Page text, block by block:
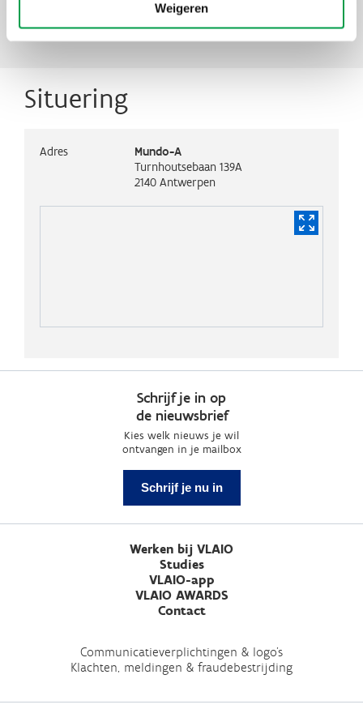
Weigeren
Situering
Adres
Mundo-A
Turnhoutsebaan 139A
2140 Antwerpen
Schrijf je in op
de nieuwsbrief
Kies welk nieuws je wil
ontvangen in je mailbox
Schrijf je nu in
Werken bij VLAIO
Studies
VLAIO-app
VLAIO AWARDS
Contact
Communicatieverplichtingen & logo's
Klachten, meldingen & fraudebestrijding